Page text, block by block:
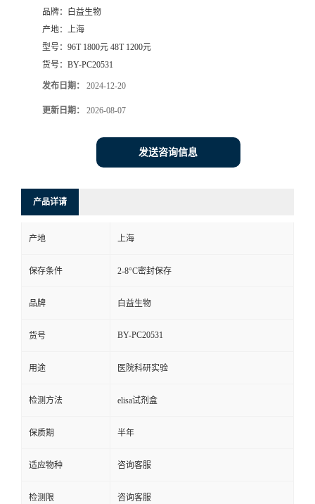
品牌：
白益生物
产地： 上海
型号： 96T 1800元 48T 1200元
货号： BY-PC20531
发布日期： 2024-12-20
更新日期： 2026-08-07
发送咨询信息
产品详请
产地 上海
保存条件 2-8°C密封保存
品牌 白益生物
货号 BY-PC20531
用途 医院科研实验
检测方法 elisa试剂盒
保质期 半年
适应物种 咨询客服
检测限 咨询客服